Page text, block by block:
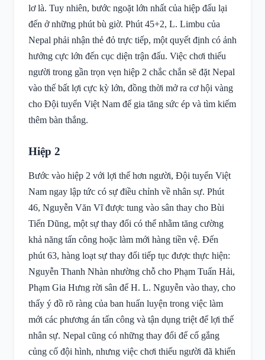
lơ là. Tuy nhiên, bước ngoặt lớn nhất của hiệp đấu lại
đến ở những phút bù giờ. Phút 45+2, L. Limbu của
Nepal phải nhận thẻ đỏ trực tiếp, một quyết định có ảnh
hưởng cực lớn đến cục diện trận đấu. Việc chơi thiếu
người trong gần trọn vẹn hiệp 2 chắc chắn sẽ đặt Nepal
vào thế bất lợi cực kỳ lớn, đồng thời mở ra cơ hội vàng
cho Đội tuyển Việt Nam để gia tăng sức ép và tìm kiếm
thêm bàn thắng.
Hiệp 2
Bước vào hiệp 2 với lợi thế hơn người, Đội tuyển Việt
Nam ngay lập tức có sự điều chỉnh về nhân sự. Phút
46, Nguyễn Văn Vĩ được tung vào sân thay cho Bùi
Tiến Dũng, một sự thay đổi có thể nhằm tăng cường
khả năng tấn công hoặc làm mới hàng tiền vệ. Đến
phút 63, hàng loạt sự thay đổi tiếp tục được thực hiện:
Nguyễn Thanh Nhàn nhường chỗ cho Phạm Tuấn Hải,
Phạm Gia Hưng rời sân để H. L. Nguyễn vào thay, cho
thấy ý đồ rõ ràng của ban huấn luyện trong việc làm
mới các phương án tấn công và tận dụng triệt để lợi thế
nhân sự. Nepal cũng có những thay đổi để cố gắng
củng cố đội hình, nhưng việc chơi thiếu người đã khiến